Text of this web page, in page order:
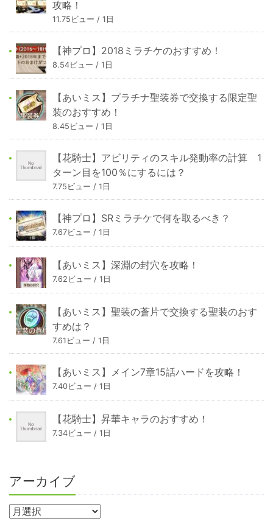
攻略！
11.75ビュー / 1日
【神プロ】2018ミラチケのおすすめ！
8.54ビュー / 1日
【あいミス】プラチナ聖装券で交換する限定聖
装のおすすめ！
8.45ビュー / 1日
【花騎士】アビリティのスキル発動率の計算 1
ターン目を100％にするには？
7.75ビュー / 1日
【神プロ】SRミラチケで何を取るべき？
7.67ビュー / 1日
【あいミス】深淵の封穴を攻略！
7.62ビュー / 1日
【あいミス】聖装の蒼片で交換する聖装のおす
すめは？
7.61ビュー / 1日
【あいミス】メイン7章15話ハードを攻略！
7.40ビュー / 1日
【花騎士】昇華キャラのおすすめ！
7.34ビュー / 1日
アーカイブ